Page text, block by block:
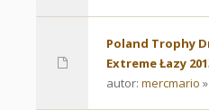
Poland Trophy
Extreme Łazy
autor: mercmario